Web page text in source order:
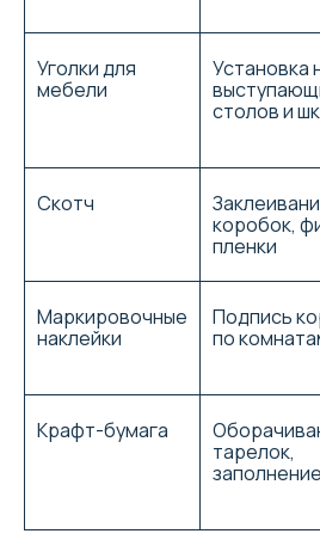
Уголки для
мебели
Установка
столов и
Скотч
коробок,
пленки
Маркировочные
наклейки
Подпись
по
Крафт-бумага
тарелок,
компанию. И остались очень
довольны.Работа выполнена на
высшем уровне. Транспорт
вовремя. Грузчики вежливые.
качественную доставку груза.
Рекомендую данную организацию.
Елена Колёнова